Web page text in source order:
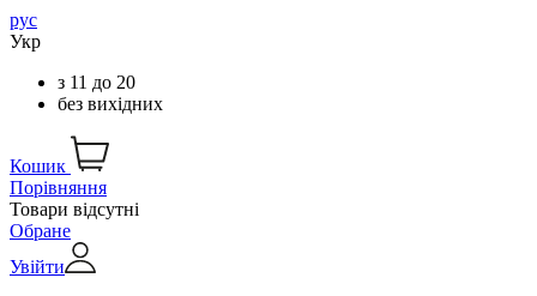
рус
Укр
з 11 до 20
без вихідних
Кошик
Порівняння
Товари відсутні
Обране
Увійти